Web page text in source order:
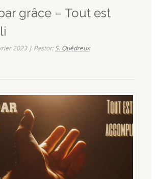
grâce – Tout est
2023 | Pastor:S. Quédreux